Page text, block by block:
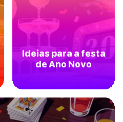
Ideias para a festa
de Ano Novo